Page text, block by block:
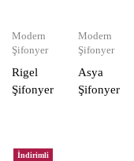
Modern
Şifonyer
Rigel
Şifonyer
Modern
Şifonyer
Asya
Şifonyer
İndirimli